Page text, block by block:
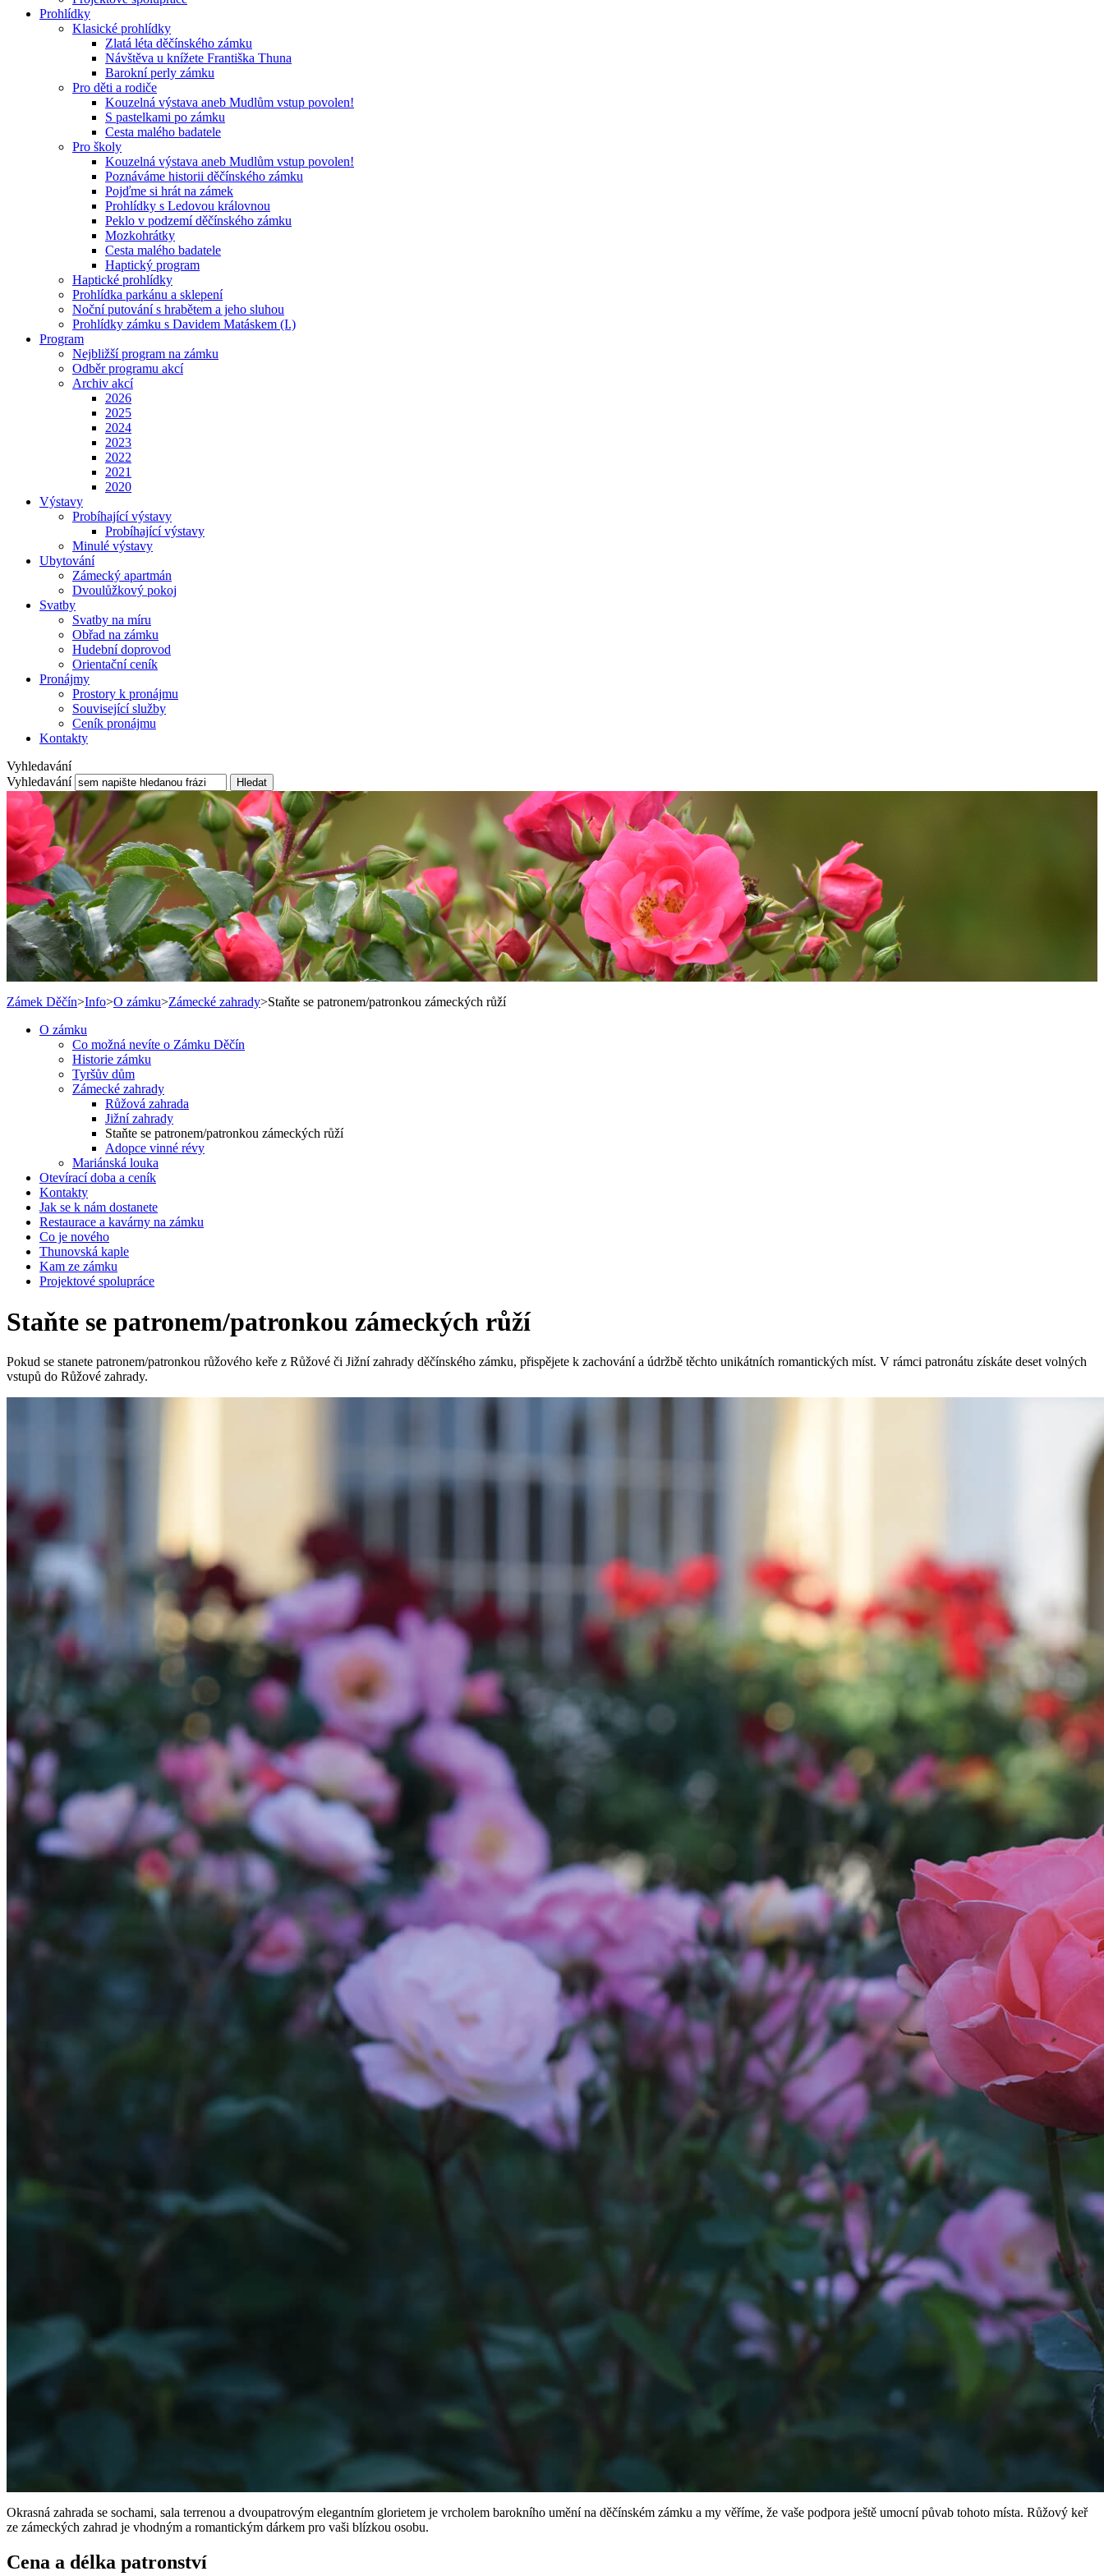
Prohlídky
Klasické prohlídky
Zlatá léta děčínského zámku
Návštěva u knížete Františka Thuna
Barokní perly zámku
Pro děti a rodiče
Kouzelná výstava aneb Mudlům vstup povolen!
S pastelkami po zámku
Cesta malého badatele
Pro školy
Kouzelná výstava aneb Mudlům vstup povolen!
Poznáváme historii děčínského zámku
Pojďme si hrát na zámek
Prohlídky s Ledovou královnou
Peklo v podzemí děčínského zámku
Mozkohrátky
Cesta malého badatele
Haptický program
Haptické prohlídky
Prohlídka parkánu a sklepení
Noční putování s hrabětem a jeho sluhou
Prohlídky zámku s Davidem Matáskem (I.)
Program
Nejbližší program na zámku
Odběr programu akcí
Archiv akcí
2026
2025
2024
2023
2022
2021
2020
Výstavy
Probíhající výstavy
Probíhající výstavy
Minulé výstavy
Ubytování
Zámecký apartmán
Dvoulůžkový pokoj
Svatby
Svatby na míru
Obřad na zámku
Hudební doprovod
Orientační ceník
Pronájmy
Prostory k pronájmu
Související služby
Ceník pronájmu
Kontakty
Vyhledavání
Vyhledavání
Hledat
Zámek Děčín>Info>O zámku>Zámecké zahrady>Staňte se patronem/patronkou zámeckých růží
O zámku
Co možná nevíte o Zámku Děčín
Historie zámku
Tyršův dům
Zámecké zahrady
Růžová zahrada
Jižní zahrady
Staňte se patronem/patronkou zámeckých růží
Adopce vinné révy
Mariánská louka
Otevírací doba a ceník
Kontakty
Jak se k nám dostanete
Restaurace a kavárny na zámku
Co je nového
Thunovská kaple
Kam ze zámku
Projektové spolupráce
Staňte se patronem/patronkou zámeckých růží
Pokud se stanete patronem/patronkou růžového keře z Růžové či Jižní zahrady děčínského zámku, přispějete k zachování a údržbě těchto unikátních romantických míst. V rámci patronátu získáte deset volných
vstupů do Růžové zahrady.
Okrasná zahrada se sochami, sala terrenou a dvoupatrovým elegantním glorietem je vrcholem barokního umění na děčínském zámku a my věříme, že vaše podpora ještě umocní půvab tohoto místa. Růžový keř
ze zámeckých zahrad je vhodným a romantickým dárkem pro vaši blízkou osobu.
Cena a délka patronství